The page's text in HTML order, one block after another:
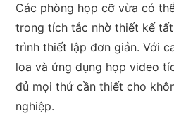
Các phòng họp cỡ vừa có
trong tích tắc nhờ thiết kế
trình thiết lập đơn giản. Với
loa và ứng dụng họp video
đủ mọi thứ cần thiết cho
nghiệp.